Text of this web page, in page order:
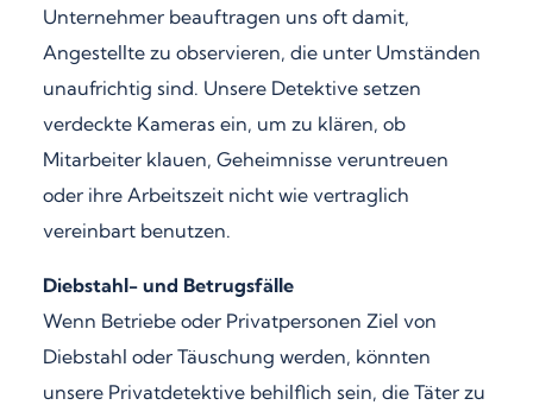
Unternehmer beauftragen uns oft damit,
Angestellte zu observieren, die unter Umständen
unaufrichtig sind. Unsere Detektive setzen
verdeckte Kameras ein, um zu klären, ob
Mitarbeiter klauen, Geheimnisse veruntreuen
oder ihre Arbeitszeit nicht wie vertraglich
vereinbart benutzen.
Diebstahl- und Betrugsfälle
Wenn Betriebe oder Privatpersonen Ziel von
Diebstahl oder Täuschung werden, könnten
unsere Privatdetektive behilflich sein, die Täter zu